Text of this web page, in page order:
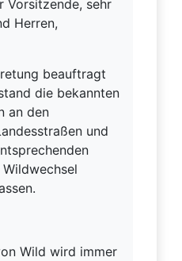
Vorsitzende, sehr
Herren,
beauftragt
die bekannten
an den
und
Wild wird immer